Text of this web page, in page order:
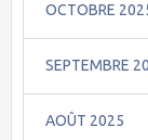
OCTOBRE
SEPTEMBRE
AOÛT 2025